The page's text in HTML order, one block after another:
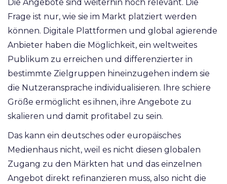
Die Angebote sind weiterhin hoch relevant. Die
Frage ist nur, wie sie im Markt platziert werden
können. Digitale Plattformen und global agierende
Anbieter haben die Möglichkeit, ein weltweites
Publikum zu erreichen und differenzierter in
bestimmte Zielgruppen hineinzugehen indem sie
die Nutzeransprache individualisieren. Ihre schiere
Größe ermöglicht es ihnen, ihre Angebote zu
skalieren und damit profitabel zu sein.
Das kann ein deutsches oder europäisches
Medienhaus nicht, weil es nicht diesen globalen
Zugang zu den Märkten hat und das einzelnen
Angebot direkt refinanzieren muss, also nicht die